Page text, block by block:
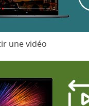
une vidéo